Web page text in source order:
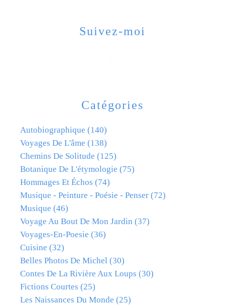
Catégories
Autobiographique (140)
Voyages De L'âme (138)
Chemins De Solitude (125)
Botanique De L'étymologie (75)
Hommages Et Échos (74)
Musique - Peinture - Poésie - Penser (72)
Musique (46)
Voyage Au Bout De Mon Jardin (37)
Voyages-En-Poesie (36)
Cuisine (32)
Belles Photos De Michel (30)
Contes De La Rivière Aux Loups (30)
Fictions Courtes (25)
Les Naissances Du Monde (25)
Suivez-moi